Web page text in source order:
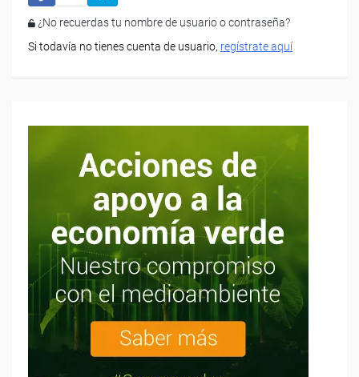
¿No recuerdas tu nombre de usuario o contraseña?
Si todavía no tienes cuenta de usuario, regístrate aquí